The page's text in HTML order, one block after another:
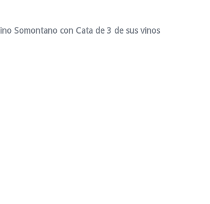
Somontano con Cata de 3 de sus vinos